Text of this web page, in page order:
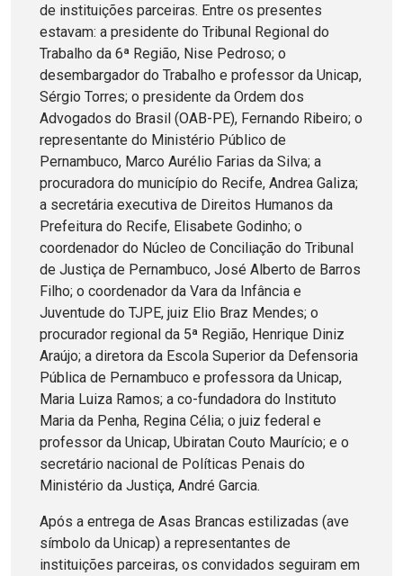
de instituições parceiras. Entre os presentes
estavam: a presidente do Tribunal Regional do
Trabalho da 6ª Região, Nise Pedroso; o
desembargador do Trabalho e professor da Unicap,
Sérgio Torres; o presidente da Ordem dos
Advogados do Brasil (OAB-PE), Fernando Ribeiro; o
representante do Ministério Público de
Pernambuco, Marco Aurélio Farias da Silva; a
procuradora do município do Recife, Andrea Galiza;
a secretária executiva de Direitos Humanos da
Prefeitura do Recife, Elisabete Godinho; o
coordenador do Núcleo de Conciliação do Tribunal
de Justiça de Pernambuco, José Alberto de Barros
Filho; o coordenador da Vara da Infância e
Juventude do TJPE, juiz Elio Braz Mendes; o
procurador regional da 5ª Região, Henrique Diniz
Araújo; a diretora da Escola Superior da Defensoria
Pública de Pernambuco e professora da Unicap,
Maria Luiza Ramos; a co-fundadora do Instituto
Maria da Penha, Regina Célia; o juiz federal e
professor da Unicap, Ubiratan Couto Maurício; e o
secretário nacional de Políticas Penais do
Ministério da Justiça, André Garcia.
Após a entrega de Asas Brancas estilizadas (ave
símbolo da Unicap) a representantes de
instituições parceiras, os convidados seguiram em